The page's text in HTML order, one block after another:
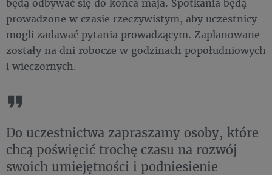
będą odbywać się do końca maja. Spotkania będą
prowadzone w czasie rzeczywistym, aby uczestnicy
mogli zadawać pytania prowadzącym. Zaplanowane
zostały na dni robocze w godzinach popołudniowych
i wieczornych.
Do uczestnictwa zapraszamy osoby, które
chcą poświęcić trochę czasu na rozwój
swoich umiejętności i podniesienie